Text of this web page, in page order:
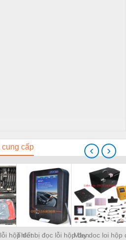
cung cấp
hộp đen
Thiết bị đọc lỗi hộp đenMay doc loi hộp
‹ ›